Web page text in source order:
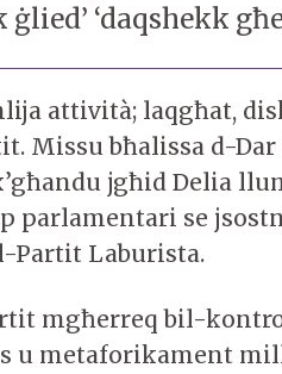
‘daqshekk
attività; laqgħat,
Missu bħalissa d-Dar
jgħid Delia
se
Partit Laburista.
mgħerreq bil-
u metaforikament